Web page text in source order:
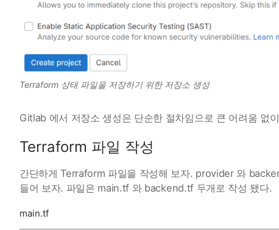
Terraform 상태 파일을 저장하기 위한 저장소 생성
Gitlab 에서 저장소 생성은 단순한 절차임으로 큰 어려움 없
Terraform 파일 작성
간단하게 Terraform 파일을 작성해 보자. provider 와
들어 보자. 파일은 main.tf 와 backend.tf 두개로 작성 됐다.
main.tf